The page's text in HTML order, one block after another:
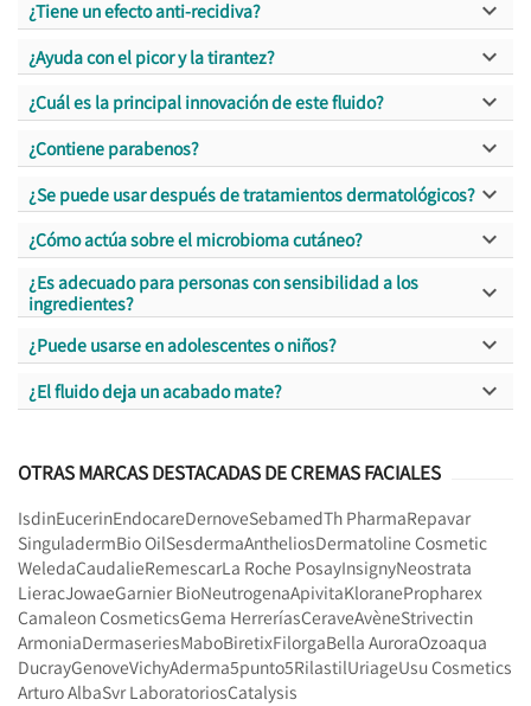
¿Tiene un efecto anti-recidiva? 
¿Ayuda con el picor y la tirantez? 
¿Cuál es la principal innovación de este fluido? 
¿Contiene parabenos? 
¿Se puede usar después de tratamientos dermatológicos?
¿Cómo actúa sobre el microbioma cutáneo? 
¿Es adecuado para personas con sensibilidad a los
ingredientes?

¿Puede usarse en adolescentes o niños? 
¿El fluido deja un acabado mate? 
OTRAS MARCAS DESTACADAS DE CREMAS FACIALES
IsdinEucerinEndocareDernoveSebamedTh PharmaRepavar
SinguladermBio OilSesdermaAntheliosDermatoline Cosmetic
WeledaCaudalieRemescarLa Roche PosayInsignyNeostrata
LieracJowaeGarnier BioNeutrogenaApivitaKloranePropharex
Camaleon CosmeticsGema HerreríasCeraveAvèneStrivectin
ArmoniaDermaseriesMaboBiretixFilorgaBella AuroraOzoaqua
DucrayGenoveVichyAderma5punto5RilastilUriageUsu Cosmetics
Arturo AlbaSvr LaboratoriosCatalysis